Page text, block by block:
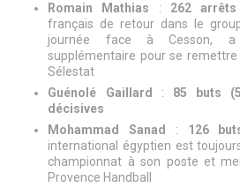
Romain Mathias : 262 arrêts
français de retour dans le
journée face à Cesson,
supplémentaire pour se
Sélestat
Guénolé Gaillard
: 85 buts
décisives
Mohammad Sanad
: 126
international égyptien est
championnat à son poste et
Provence Handball